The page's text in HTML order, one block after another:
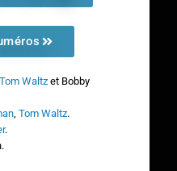
Tom Waltzet Bobby
, Tom Waltz.
.